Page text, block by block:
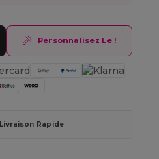
Personnalisez Le !
Livraison Rapide